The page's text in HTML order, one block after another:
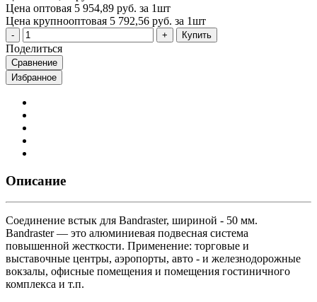
Цена оптовая 5 954,89 руб. за 1шт
Цена крупнооптовая 5 792,56 руб. за 1шт
Купить
Поделиться
Сравнение
Избранное
Описание
Соединение встык для Bandraster, шириной - 50 мм.
Bandraster — это алюминиевая подвесная система
повышенной жесткости. Применение: торговые и
выставочные центры, аэропорты, авто - и железнодорожные
вокзалы, офисные помещения и помещения гостиничного
комплекса и т.п.